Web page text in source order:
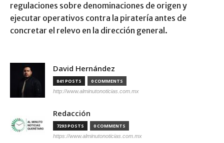
regulaciones sobre denominaciones de origen y
ejecutar operativos contra la piratería antes de
concretar el relevo en la dirección general.
David Hernández
841 POSTS 0 COMMENTS
http://www.alminutonoticias.com.mx
Redacción
7293 POSTS 0 COMMENTS
https://www.alminutonoticias.com.mx